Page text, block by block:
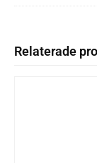
Relaterade